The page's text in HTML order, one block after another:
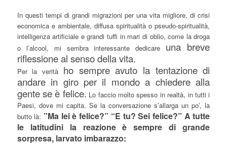
In questi tempi di grandi migrazioni per una vita migliore, di crisi
economica e ambientale, diffusa spiritualità o pseudo-spiritualità,
intelligenza artificiale e grandi tuffi in mari di oblio, come la droga
o l’alcool, mi sembra interessante dedicare una breve
riflessione al senso della vita.
Per la verità ho sempre avuto la tentazione di
andare in giro per il mondo a chiedere alla
gente se è felice. Lo faccio molto spesso in realtà, in tutti i
Paesi, dove mi capita. Se la conversazione s’allarga un po’, la
butto là: ”Ma lei è felice?” “E tu? Sei felice?” A tutte
le latitudini la reazione è sempre di grande
sorpresa, larvato imbarazzo: